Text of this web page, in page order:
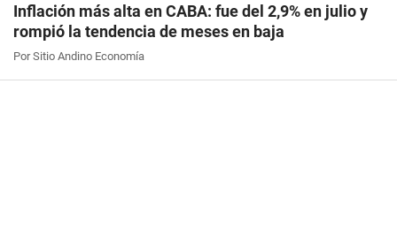
Inflación más alta en CABA: fue del 2,9% en julio y
rompió la tendencia de meses en baja
Por Sitio Andino Economía